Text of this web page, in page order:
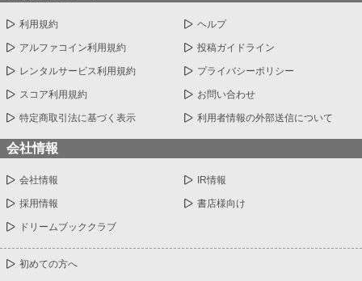
利用規約 ヘルプ
アルファコイン利用規約 投稿ガイドライン
レンタルサービス利用規約 プライバシーポリシー
スコア利用規約 お問い合わせ
特定商取引法に基づく表示 利用者情報の外部送信について
会社情報
会社情報 IR情報
採用情報 書店様向け
ドリームブッククラブ
初めての方へ